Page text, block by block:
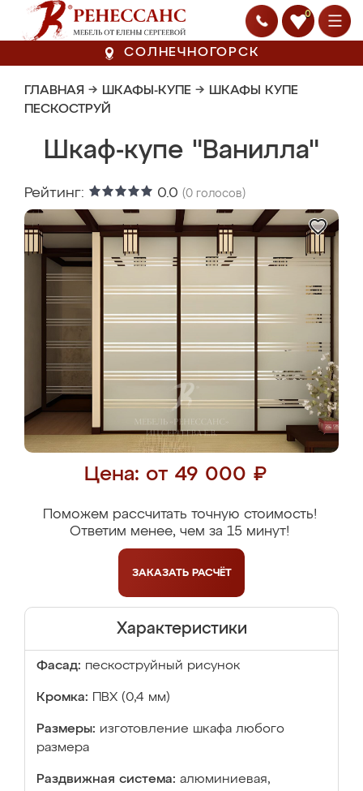
0
СОЛНЕЧНОГОРСК
ГЛАВНАЯ → ШКАФЫ-КУПЕ → ШКАФЫ КУПЕ
ПЕСКОСТРУЙ
Шкаф-купе "Ванилла"
Рейтинг: 0.0 (0 голосов)
Цена: от 49 000 ₽
Поможем рассчитать точную стоимость!
Ответим менее, чем за 15 минут!
ЗАКАЗАТЬ РАСЧЁТ
Характеристики
Фасад: пескоструйный рисунок
Кромка: ПВХ (0,4 мм)
Размеры: изготовление шкафа любого
размера
Раздвижная система: алюминиевая,